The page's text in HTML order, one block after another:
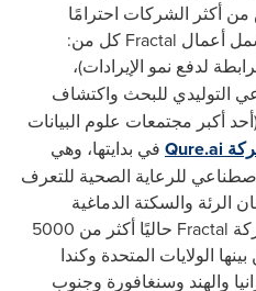
أكثر الشركات احترامًا
أعمال Fractal كل من:
لدفع نمو الإيرادات)،
التوليدي للبحث واكتشاف
أكبر مجتمعات علوم البيانات
Qure.ai في بدايتها، وهي
للرعاية الصحية للتعرف
والسكتة الدماغية
Fractal
حاليًا أكثر من 5000
من بينها الولايات المتحدة وكندا
والهند وسنغافورة وجنوب